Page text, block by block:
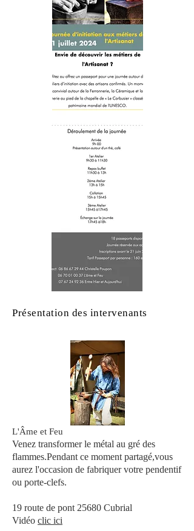
Présentation des intervenants
L'Âme et Feu
Venez transformer le métal au gré des
flammes.Pendant ce moment partagé,vous
aurez l'occasion de fabriquer votre pendentif
ou porte-clefs.
19 route de pont 25680 Cubrial
Vidéo clic ici